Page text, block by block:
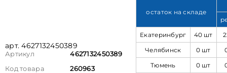
арт. 4627132450389
Артикул
4627132450389
Код товара
260963
остаток на складе
Екатеринбург
40 шт
Челябинск
0 шт
Тюмень
0 шт